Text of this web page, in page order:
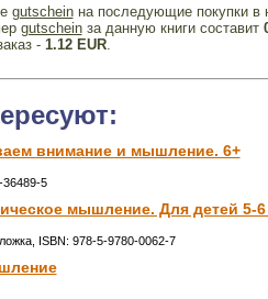
gutscheinна последующие покупки в
gutscheinза данную книги составит
- 1.12 EUR.
внимание и мышление. 6+
36489-5
мышление. Для детей 5-6
ISBN: 978-5-9780-0062-7